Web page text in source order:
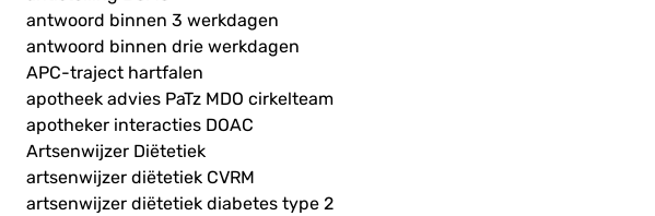
antwoord binnen 3 werkdagen
antwoord binnen drie werkdagen
APC-traject hartfalen
apotheek advies PaTz MDO cirkelteam
apotheker interacties DOAC
Artsenwijzer Diëtetiek
artsenwijzer diëtetiek CVRM
artsenwijzer diëtetiek diabetes type 2